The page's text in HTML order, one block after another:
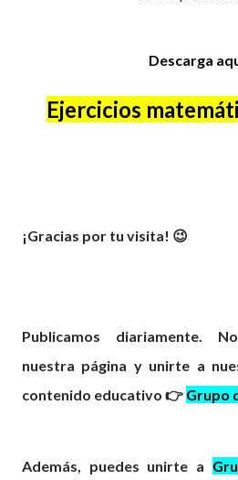
Descarga
Ejercicios
¡Gracias por tu visita! 😉
Publicamos diariamente.
nuestra página y unirte a
contenido educativo 👉 Grupo
Además, puedes unirte a